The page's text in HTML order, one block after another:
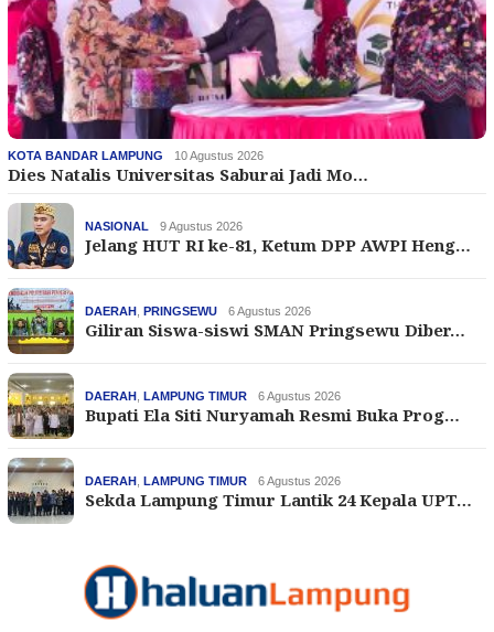
KOTA BANDAR LAMPUNG 10 Agustus 2026
Dies Natalis Universitas Saburai Jadi Mo…
NASIONAL 9 Agustus 2026
Jelang HUT RI ke-81, Ketum DPP AWPI Heng…
DAERAH PRINGSEWU 6 Agustus 2026
Giliran Siswa-siswi SMAN Pringsewu Diber…
DAERAH LAMPUNG TIMUR 6 Agustus 2026
Bupati Ela Siti Nuryamah Resmi Buka Prog…
DAERAH LAMPUNG TIMUR 6 Agustus 2026
Sekda Lampung Timur Lantik 24 Kepala UPT…